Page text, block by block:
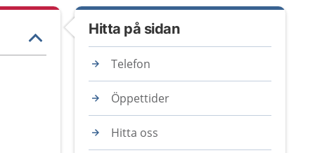
Hitta på sidan
Telefon
Öppettider
Hitta oss